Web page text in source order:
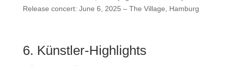
Release concert: June 6, 2025 – The Village, Hamburg
6. Künstler-Highlights